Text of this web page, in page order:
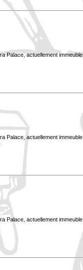
Palace, actuellement immeuble
Palace, actuellement immeuble
Palace, actuellement immeuble